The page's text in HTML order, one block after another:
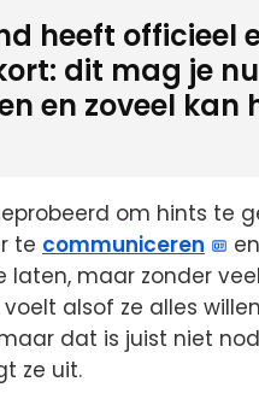
heeft officieel
dit mag je
en zoveel kan
om hints te
te communiceren
laten, maar zonder veel
voelt alsof ze alles willen
dat is juist niet
ze uit.